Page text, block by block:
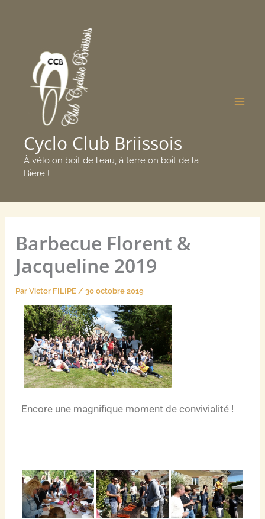
Cyclo Club Briissois
À vélo on boit de l'eau, à terre on boit de la
Bière !
Barbecue Florent &
Jacqueline 2019
ParVictor FILIPE/30 octobre 2019
Encore une magnifique moment de convivialité !